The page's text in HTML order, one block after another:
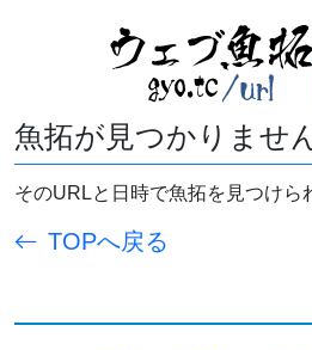
魚拓が見つかりません
そのURLと日時で魚拓を見つけら
TOPへ戻る